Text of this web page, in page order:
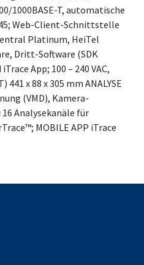
1000BASE-T, automatische
Web-Client-Schnittstelle
Platinum, HeiTel
Dritt-Software (SDK
App; 100 – 240 VAC,
441 x 88 x 305 mm ANALYSE
(VMD), Kamera-
Analysekanäle für
MOBILE APP iTrace